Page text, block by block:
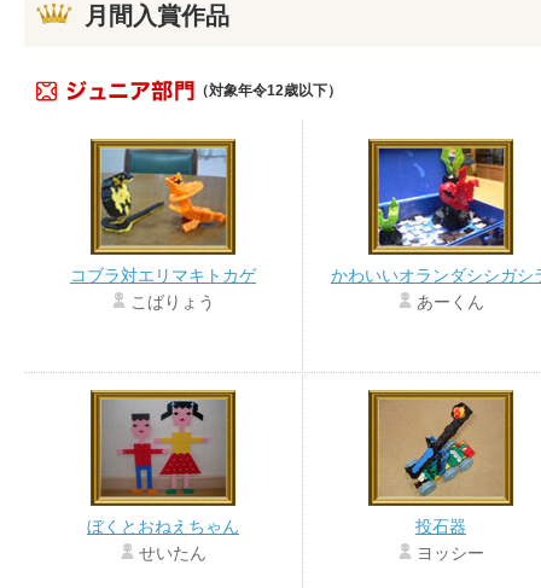
月間入賞作品
（対象年令12歳以下）
コブラ対エリマキトカゲ
こばりょう
かわいいオランダシシガシ
あーくん
ぼくとおねえちゃん
せいたん
投石器
ヨッシー